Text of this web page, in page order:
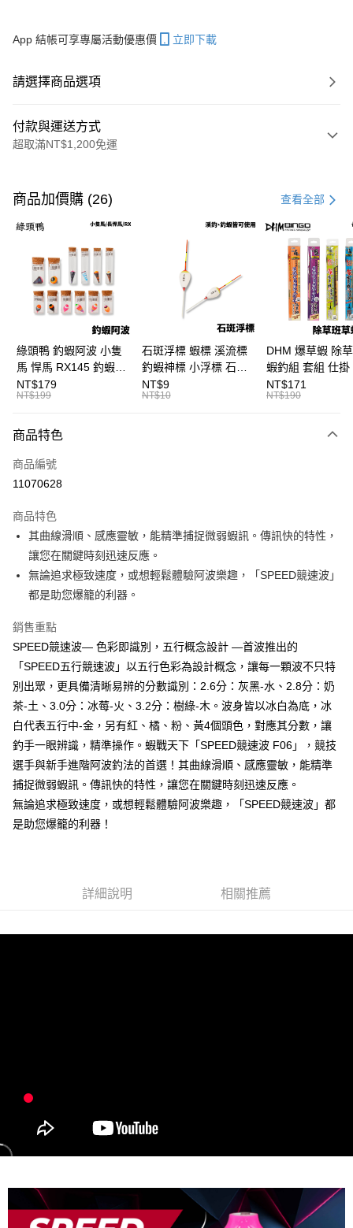
App 結帳可享專屬活動優惠價 立即下載
請選擇商品選項
付款與運送方式
超取滿NT$1,200免運
信用卡一次付款
信用卡分期付款
3 期 0 利率 每期 21家銀行
合作金庫商業銀行
第一商業銀行
華南商業銀行
彰化商業銀行
上海商業儲蓄銀行
台北富邦商業銀行
國泰世華商業銀行
兆豐國際商業銀行
臺灣中小企業銀行
台中商業銀行
匯豐（台灣）商業銀行
華泰商業銀行
聯邦商業銀行
遠東國際商業銀行
元大商業銀行
台灣樂天信用卡公司
超商取貨付款
Apple Pay
悠遊付
大哥付你分期
【大哥付你分期使用說明】
2.付款方式選擇「大哥付你分期」，訂單成立後會自動跳轉到大哥付的交易
流程，驗證手機門號後，選擇欲分期的期數、繳款截止日，確認付款後即完
4.訂單成立30分鐘內，如未前往確認交易或遇審核未通過，訂單將自動取
消。如遇「轉專審核」未通過狀況，表示未達大哥付你分期系統評分，恕無
法說明評估內容。
【繳款方式說明】
1.分期款項不併入電信帳單，「大哥付你分期」於每月結算日後寄送繳費提
醒簡訊。
帳／街口支付／iPASS MONEY」等通路繳費。
【注意事項】
1.本服務係由「台灣大哥大股份有限公司」（以下簡稱本公司）所提供，讓
買賣價金債權讓與本公司後，依約使用本公司帳單繳交帳款。
2.基於同意付款使用「大哥付你分期」之契約關係目的，商店將以您的個人
資料（包含姓名、電話或地址）提供予台灣大哥大進項蒐集、處理及利用，
由本公司與您本人進行分期帳單所需資料之確認、核對及更正。
3.完整用戶服務條款，請詳閱以下連結：https://oppay.tw/userRule
相關說明
【關於「AFTEE先享後付」】
便利好安心！
２．便利：只要手機號碼，簡訊認證，即可結帳。
３．安心：先確認商品／服務後，再付款。
【「AFTEE先享後付」結帳流程】
１．於結帳方式選擇「AFTEE先享後付」後，將跳轉至「AFTEE先享後付」
２．訂單成立數日內，您將收到繳費通知簡訊。
３．收到繳費通知簡訊後14天內，點擊此簡訊中的連結，可透過四大超商／
ATM／網路銀行／等多元方式進行付款，方視為交易完成。
※ 請注意：結帳手續完成當下不需立刻繳費，但若您需要取消訂單，請聯絡
購買商品的店家。未經商家同意取消之訂單仍視為有效，需透過AFTEE先享
※ 交易是否成功請以「AFTEE先享後付 」之結帳頁面顯示為準，若有關於
是否繳費成功／繳費後需取消欲退款等相關疑問，請聯繫「AFTEE先享後付
客戶支援中心」
https://netprotections.freshdesk.com/support/home
【注意事項】
１．透過由恩沛科技股份有限公司提供之「AFTEE先享後付」服務完成之交
權轉讓予恩沛科技股份有限公司。
２．關於個人資料處理事宜，請瀏覽以下網址：
４．使用「AFTEE先享後付」時，將依據個別帳號之用戶狀況，依本公司即
５．嚴禁一人註冊多個帳號或使用他人資訊註冊。若發現惡意使用之情形，
貨到付款
運送方式
全家取貨付款
付款後全家取貨
每筆NT$60，滿NT$1,200(含以上)免運費
7-11取貨付款
每筆NT$60，滿NT$1,200(含以上)免運費
付款後7-11取貨
每筆NT$60，滿NT$1,200(含以上)免運費
一般宅配（門市自取請勿下單，請聯繫客服）
每筆NT$100，滿NT$2,000(含以上)免運費
貨到付款（門市自取請勿下單，請聯繫客服）
商品加價購 (26) 查看全部
綠頭鴨 釣蝦阿波 小隻
馬 悍馬 RX145 釣蝦浮
標 泰國蝦標 阿波
F129
NT$179
NT$199
石斑浮標 蝦標 溪流標
釣蝦神標 小浮標 石斑
標 B411
NT$9
NT$10
DHM 爆草蝦 除
蝦釣組 套組 仕掛
尺/5尺 釣蝦釣組
鈎 H361 H370
NT$171
NT$190
商品特色
商品編號
11070628
商品特色
其曲線滑順、感應靈敏，能精準捕捉微弱蝦訊。傳訊快的特性，
讓您在關鍵時刻迅速反應。
無論追求極致速度，或想輕鬆體驗阿波樂趣，「SPEED競速波」
都是助您爆籠的利器。
銷售重點
SPEED競速波— 色彩即識別，五行概念設計 —首波推出的
「SPEED五行競速波」以五行色彩為設計概念，讓每一顆波不只特
別出眾，更具備清晰易辨的分數識別：2.6分：灰黑-水、2.8分：奶
茶-土、3.0分：冰莓-火、3.2分：樹綠-木。波身皆以冰白為底，冰
白代表五行中-金，另有紅、橘、粉、黃4個頭色，對應其分數，讓
釣手一眼辨識，精準操作。蝦戰天下「SPEED競速波 F06」，競技
選手與新手進階阿波釣法的首選！其曲線滑順、感應靈敏，能精準
捕捉微弱蝦訊。傳訊快的特性，讓您在關鍵時刻迅速反應。
無論追求極致速度，或想輕鬆體驗阿波樂趣，「SPEED競速波」都
是助您爆籠的利器！
詳細說明 相關推薦